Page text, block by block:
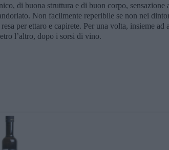
di buona struttura e di buon corpo, sensazione
Non facilmente reperibile se non nei
per ettaro e capirete. Per una volta, insieme
l’altro, dopo i sorsi di vino.